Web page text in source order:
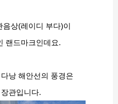
상(레이디 부다)이
랜드마크인데요.
낭 해안선의 풍경은
관입니다.